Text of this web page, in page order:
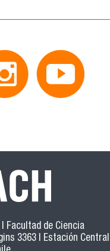
Facultad de Ciencia
3363 | Estación Central